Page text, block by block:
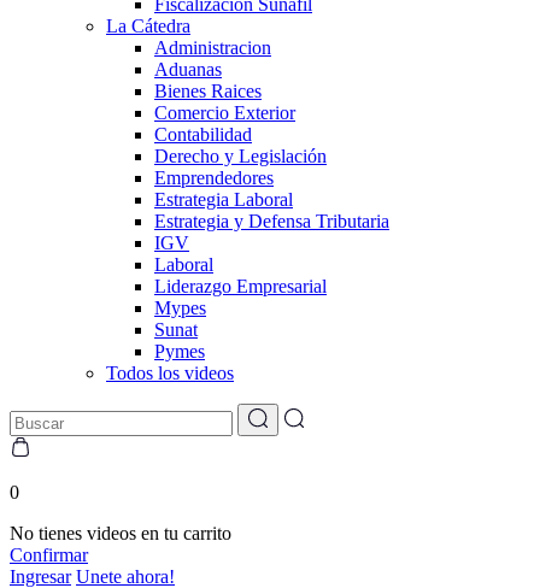
Fiscalización Sunafil
La Cátedra
Administracion
Aduanas
Bienes Raices
Comercio Exterior
Contabilidad
Derecho y Legislación
Emprendedores
Estrategia Laboral
Estrategia y Defensa Tributaria
IGV
Laboral
Liderazgo Empresarial
Mypes
Sunat
Pymes
Todos los videos
0
No tienes videos en tu carrito
Confirmar
Ingresar Unete ahora!